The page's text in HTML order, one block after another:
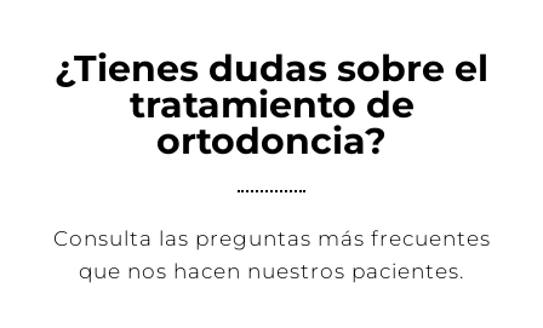
¿Tienes dudas sobre el
tratamiento de
ortodoncia?
Consulta las preguntas más frecuentes
que nos hacen nuestros pacientes.